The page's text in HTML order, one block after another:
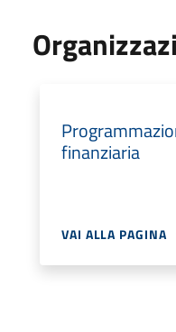
finanziaria
VAI ALLA PAGINA